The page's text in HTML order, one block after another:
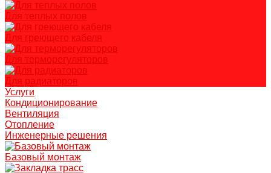
Для теплых полов
Для греющего кабеля
Для терморегуляторов
Для радиаторов
Услуги
Кондиционирование
Вентиляция
Отопление
Инженерные решения
Базовый монтаж